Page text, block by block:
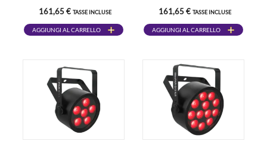
161,65 € TASSE INCLUSE
AGGIUNGI AL CARRELLO
161,65 € TASSE INCLUSE
AGGIUNGI AL CARRELLO